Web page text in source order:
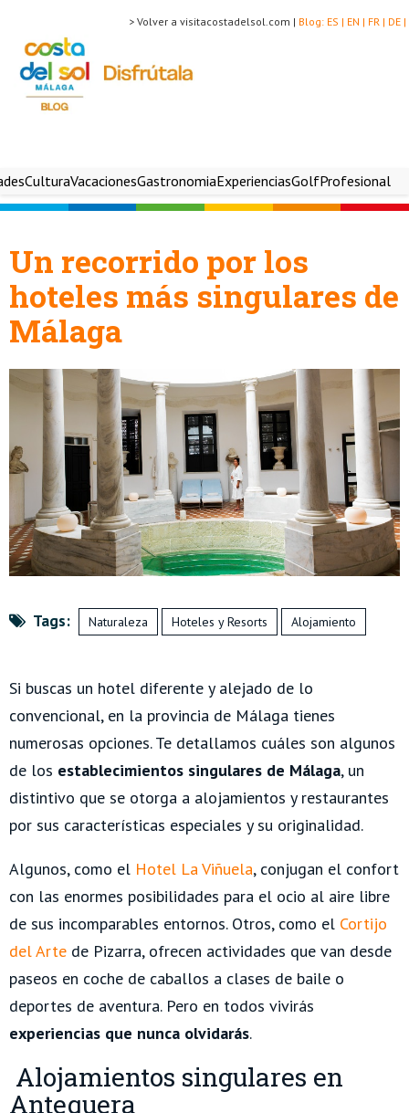
DE |
FR |
EN |
ES |
Blog:
> Volver a visitacostadelsol.com |
CulturaVacacionesGastronomiaExperienciasGolfProfesional
Un recorrido por los
hoteles más singulares de
Málaga
Tags: Naturaleza Hoteles y Resorts Alojamiento
Si buscas un hotel diferente y alejado de lo
convencional, en la provincia de Málaga tienes
numerosas opciones. Te detallamos cuáles son algunos
de los establecimientos singulares de Málaga, un
distintivo que se otorga a alojamientos y restaurantes
por sus características especiales y su originalidad.
Algunos, como el Hotel La Viñuela, conjugan el confort
con las enormes posibilidades para el ocio al aire libre
de sus incomparables entornos. Otros, como el Cortijo
del Arte de Pizarra, ofrecen actividades que van desde
paseos en coche de caballos a clases de baile o
deportes de aventura. Pero en todos vivirás
experiencias que nunca olvidarás.
Alojamientos singulares en
Antequera